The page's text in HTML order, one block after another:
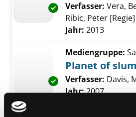
Exemplar-Details von
Verfasser: Vera,
Ribic, Peter [Regie]
Jahr: 2013
Exemplar-Details
Mediengruppe:
Planet of
Verfasser: Davis,
Jahr:2007